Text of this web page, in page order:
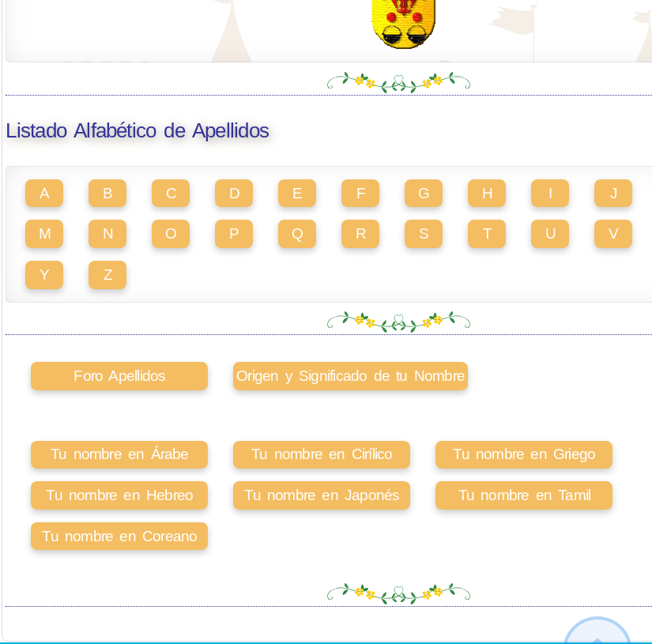
Listado Alfabético de Apellidos
A B C D E F G H I J
M N O P Q R S T U V
Y Z
Foro Apellidos Origen y Significado de tu Nombre
Tu nombre en Árabe Tu nombre en Cirílico Tu nombre en Griego
Tu nombre en Hebreo Tu nombre en Japonés Tu nombre en Tamil
Tu nombre en Coreano